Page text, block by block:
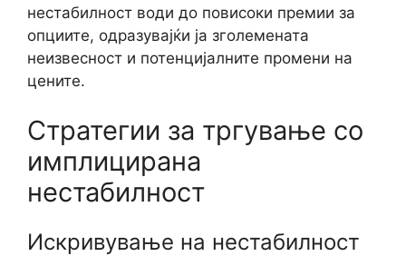
нестабилност води до повисоки премии за
опциите, одразувајќи ја зголемената
неизвесност и потенцијалните промени на
цените.
Стратегии за тргување со
имплицирана
нестабилност
Искривување на нестабилност